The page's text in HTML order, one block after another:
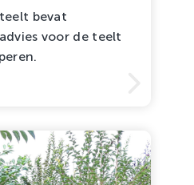
bevat
voor de teelt